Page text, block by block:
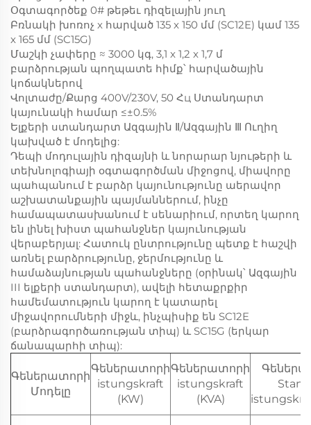
Օգտագործեք 0# թեթեւ դիզելային յուղ
Բռնակի խոռոչ x հարված 135 x 150 մմ (SC12E) կամ 135
x 165 մմ (SC15G)
Մաշկի չափերը ≈ 3000 կգ, 3,1 x 1,2 x 1,7 մ
բարձրության պողպատե հիմք՝ հարվածային
կոճակներով
Վոլտաժը/Քարց 400V/230V, 50 Հц Ստանդարտ
կայունակի համար ≤±0.5%
Ելքերի ստանդարտ Ազգային Ⅱ/Ազգային Ⅲ Ուղիղ
կախված է մոդելից:
Դեպի մոդուլային դիզայնի և նորարար նյութերի և
տեխնոլոգիայի օգտագործման միջոցով, միավորը
պահպանում է բարձր կայունությունը աերավոր
աշխատանքային պայմաններում, ինչը
համապատասխանում է սենարիում, որտեղ կարող
են լինել խիստ պահանջներ կայունության
վերաբերյալ: Հատուկ ընտրությունը պետք է հաշվի
առնել բարձրությունը, ջերմությունը և
համաձայնության պահանջները (օրինակ՝ Ազգային
III ելքերի ստանդարտ), ավելի հետաքրքիր
համեմատություն կարող է կատարել
միջավորումների միջև, ինչպիսիք են SC12E
(բարձրագործառության տիպ) և SC15G (երկար
ճանապարհի տիպ):
Գեներատորի
Մոդելը
Գեներատորի
istungskraft
(KW)
Գեներատորի
istungskraft
(KVA)